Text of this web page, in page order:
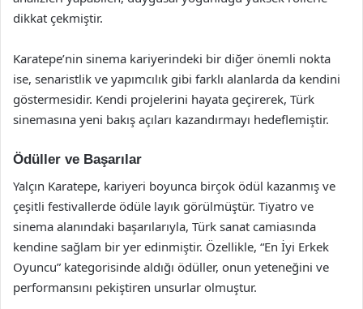
dikkat çekmiştir.
Karatepe’nin sinema kariyerindeki bir diğer önemli nokta
ise, senaristlik ve yapımcılık gibi farklı alanlarda da kendini
göstermesidir. Kendi projelerini hayata geçirerek, Türk
sinemasına yeni bakış açıları kazandırmayı hedeflemiştir.
Ödüller ve Başarılar
Yalçın Karatepe, kariyeri boyunca birçok ödül kazanmış ve
çeşitli festivallerde ödüle layık görülmüştür. Tiyatro ve
sinema alanındaki başarılarıyla, Türk sanat camiasında
kendine sağlam bir yer edinmiştir. Özellikle, “En İyi Erkek
Oyuncu” kategorisinde aldığı ödüller, onun yeteneğini ve
performansını pekiştiren unsurlar olmuştur.